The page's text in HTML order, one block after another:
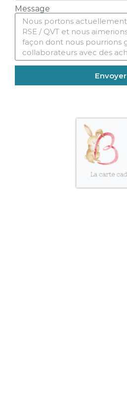
Message
Envoyer